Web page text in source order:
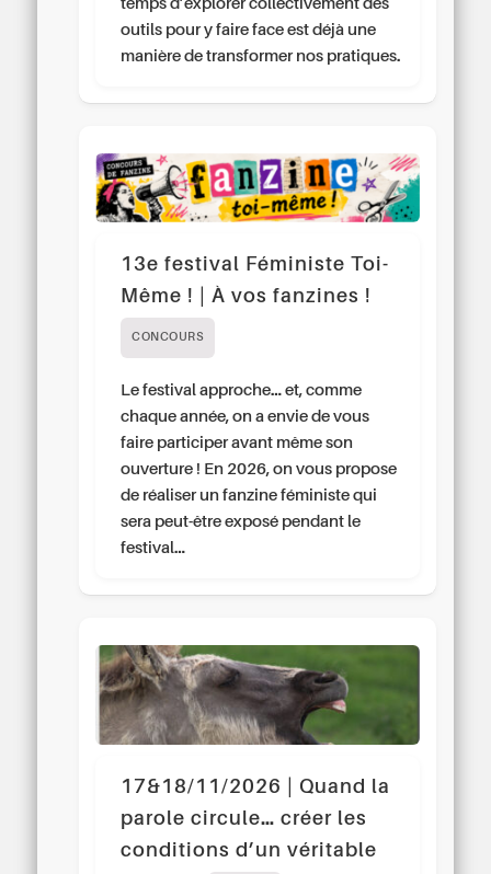
temps d’explorer collectivement des
outils pour y faire face est déjà une
manière de transformer nos pratiques.
13e festival Féministe Toi-
Même ! | À vos fanzines !
CONCOURS
Le festival approche… et, comme
chaque année, on a envie de vous
faire participer avant même son
ouverture ! En 2026, on vous propose
de réaliser un fanzine féministe qui
sera peut-être exposé pendant le
festival…
17&18/11/2026 | Quand la
parole circule… créer les
conditions d’un véritable